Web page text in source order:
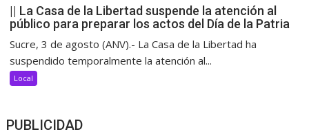
|| La Casa de la Libertad suspende la atención al
público para preparar los actos del Día de la Patria
Sucre, 3 de agosto (ANV).- La Casa de la Libertad ha
suspendido temporalmente la atención al...
Local
PUBLICIDAD